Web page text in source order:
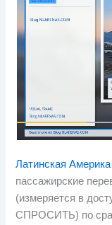
Латинская Америка
пассажирские
(измеряется в
СПРОСИТЬ) по